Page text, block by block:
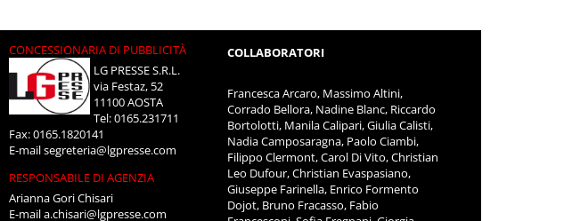
CONCESSIONARIA DI PUBBLICITÀ
LG PRESSE S.R.L.
via Festaz, 52
11100 AOSTA
Tel: 0165.231711
Fax: 0165.1820141
E-mailsegreteria@lgpresse.com
RESPONSABILE DI AGENZIA
Arianna Gori Chisari
E-maila.chisari@lgpresse.com
COLLABORATORI
Francesca Arcaro, Massimo Altini,
Corrado Bellora, Nadine Blanc, Riccardo
Bortolotti, Manila Calipari, Giulia Calisti,
Nadia Camposaragna, Paolo Ciambi,
Filippo Clermont, Carol Di Vito, Christian
Leo Dufour, Christian Evaspasiano,
Giuseppe Farinella, Enrico Formento
Dojot, Bruno Fracasso, Fabio